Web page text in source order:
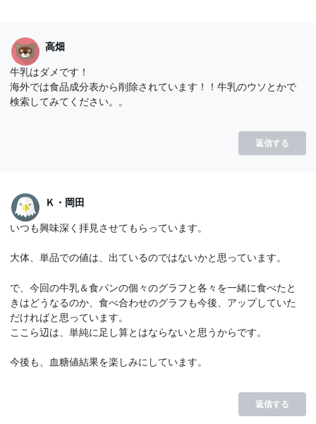
高畑
牛乳はダメです！
海外では食品成分表から削除されています！！牛乳のウソとかで
検索してみてください。。
返信する
Ｋ・岡田
いつも興味深く拝見させてもらっています。
大体、単品での値は、出ているのではないかと思っています。
で、今回の牛乳＆食パンの個々のグラフと各々を一緒に食べたと
きはどうなるのか、食べ合わせのグラフも今後、アップしていた
だければと思っています。
ここら辺は、単純に足し算とはならないと思うからです。
今後も、血糖値結果を楽しみにしています。
返信する